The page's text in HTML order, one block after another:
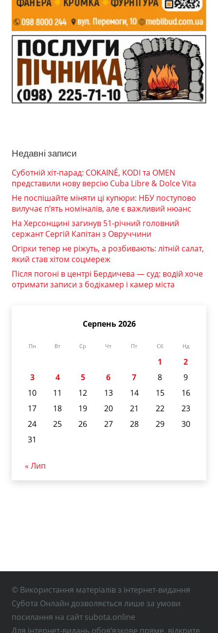
Недавні записи
Суботній хіт-парад: COKAINÉ, KODI та OMEN
представили нову версію Cuba Libre & Dolce Vita
Не поспішайте міняти ці купюри: НБУ поступово
вилучає п’ять номіналів, але є важливий нюанс
На Херсонщині загинув 51-річний головний
сержант Сергій Капітан з Овруччини
Огірки тепер не ріжуть, а розбивають: літній салат,
який став хітом соцмереж
Після погоні в центрі Бердичева — суд: водій хоче
отримати записи з бодікамер і камер міста
Серпень 2026
Пн Вт Ср Чт Пт Сб Нд
1
2
3
4 5 6 7 8
9
10
11 12 13 14 15
16
17
18 19 20 21 22
23
24
25 26 27 28 29
30
31
« Лип
© Використання матеріалів з інтернет-видання
Субота Онлайн дозволяється лише за умови
посилання на сайт subota.online
Для інтернет-видань обов’язкове пряме, відкрите